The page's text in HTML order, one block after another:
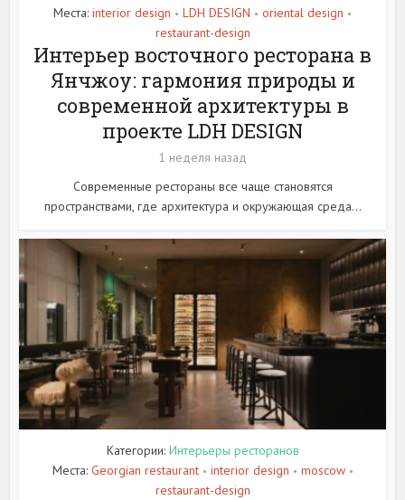
Места: interior design • LDH DESIGN • oriental design •
restaurant-design
Интерьер восточного ресторана в
Янчжоу: гармония природы и
современной архитектуры в
проекте LDH DESIGN
1 неделя назад
Современные рестораны все чаще становятся
пространствами, где архитектура и окружающая среда...
Категории: Интерьеры ресторанов
Места: Georgian restaurant • interior design • moscow •
restaurant-design